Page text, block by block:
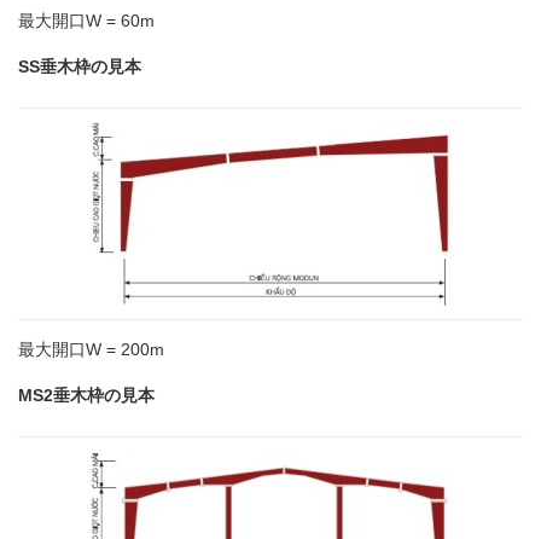
最大開口W = 60m
SS垂木枠の見本
最大開口W = 200m
MS2垂木枠の見本